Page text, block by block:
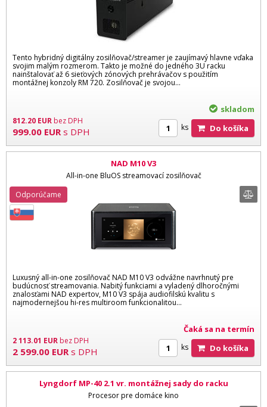
Tento hybridný digitálny zosilňovač/streamer je zaujímavý hlavne vďaka
svojim malým rozmerom. Takto je možné do jedného 3U racku
nainštalovať až 6 sieťových zónových prehrávačov s použitím
montážnej konzoly RM 720. Zosilňovač je svojou...
812.20 EURbez DPH
999.00 EUR s DPH
skladom
ks Do košíka
NAD M10 V3
All-in-one BluOS streamovací zosilňovač
Luxusný all-in-one zosilňovač NAD M10 V3 odvážne navrhnutý pre
budúcnosť streamovania. Nabitý funkciami a vyladený dlhoročnými
znalosťami NAD expertov, M10 V3 spája audiofilskú kvalitu s
najmodernejšou hi-res multiroom funkcionalitou...
2 113.01 EURbez DPH
2 599.00 EUR s DPH
Odporúčame
Čaká sa na termín
ks Do košíka
Lyngdorf MP-40 2.1 vr. montážnej sady do racku
Procesor pre domáce kino